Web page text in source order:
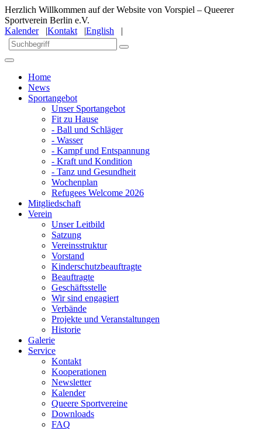
Herzlich Willkommen auf der Website von Vorspiel – Queerer
Sportverein Berlin e.V.
Kalender|Kontakt |English |
Home
News
Sportangebot
Unser Sportangebot
Fit zu Hause
- Ball und Schläger
- Wasser
- Kampf und Entspannung
- Kraft und Kondition
- Tanz und Gesundheit
Wochenplan
Refugees Welcome 2026
Mitgliedschaft
Verein
Unser Leitbild
Satzung
Vereinsstruktur
Vorstand
Kinderschutzbeauftragte
Beauftragte
Geschäftsstelle
Wir sind engagiert
Verbände
Projekte und Veranstaltungen
Historie
Galerie
Service
Kontakt
Kooperationen
Newsletter
Kalender
Queere Sportvereine
Downloads
FAQ